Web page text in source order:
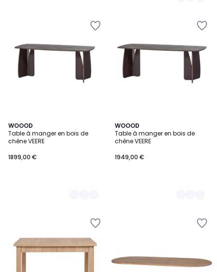
WOOOD
Table à manger en bois de
chêne VEERE
1899,00 €
2
Couleurs
WOOOD
Table à manger en bois de
chêne VEERE
1949,00 €
2
Couleurs